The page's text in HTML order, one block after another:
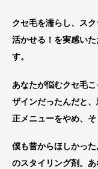
クセ毛を濡らし、ス
活かせる！を実感い
す。
あなたが悩むクセ毛
ザインだったんだと
正メニューをやめ、 そ
僕も昔からほしかった
のスタイリング剤。